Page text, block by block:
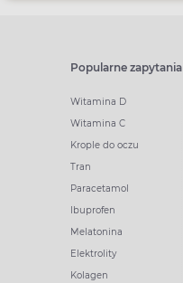
Popularne zapytania
Witamina D
Witamina C
Krople do oczu
Tran
Paracetamol
Ibuprofen
Melatonina
Elektrolity
Kolagen